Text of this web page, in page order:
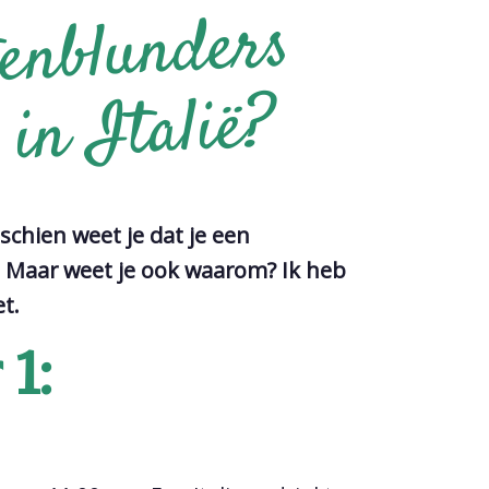
weet je dat je een
weet je ook waarom? Ik heb